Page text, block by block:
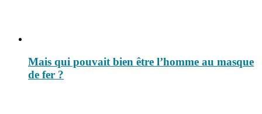
Mais qui pouvait bien être l’homme au masque
de fer ?